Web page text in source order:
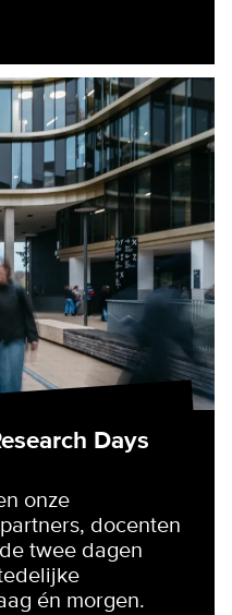
Days
onze
docenten
twee dagen
én morgen.